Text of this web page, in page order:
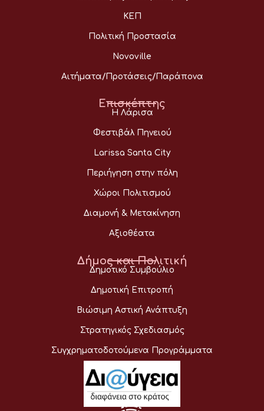
ΚΕΠ
Πολιτική Προστασία
Novoville
Αιτήματα/Προτάσεις/Παράπονα
Επισκέπτης
Η Λάρισα
Φεστιβάλ Πηνειού
Larissa Santa City
Περιήγηση στην πόλη
Χώροι Πολιτισμού
Διαμονή & Μετακίνηση
Αξιοθέατα
Δήμος και Πολιτική
Δημοτικό Συμβούλιο
Δημοτική Επιτροπή
Βιώσιμη Αστική Ανάπτυξη
Στρατηγικός Σχεδιασμός
Συγχρηματοδοτούμενα Προγράμματα